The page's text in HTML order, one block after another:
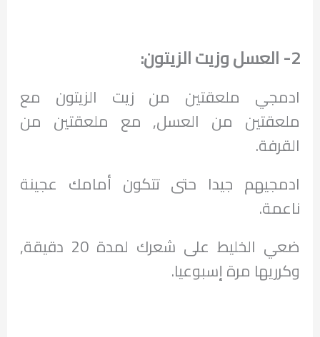
2- العسل وزيت الزيتون:
ادمجي ملعقتين من زيت الزيتون مع
ملعقتين من العسل, مع ملعقتين من
القرفة.
ادمجيهم جيدا حتى تتكون أمامك عجينة
ناعمة.
ضعي الخليط على شعرك لمدة 20 دقيقة,
وكرريها مرة إسبوعيا.